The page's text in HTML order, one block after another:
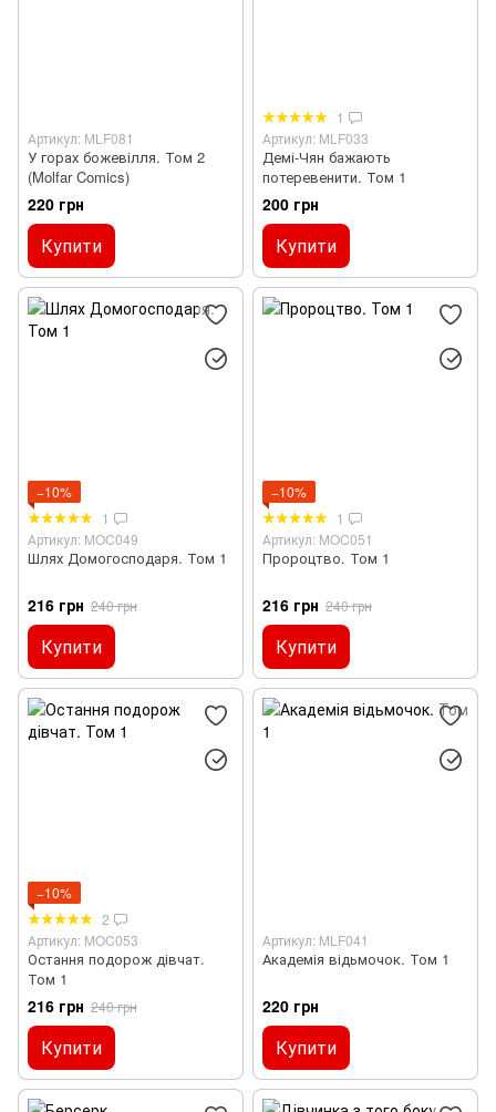
Артикул: MLF081
У горах божевілля. Том 2
(Molfar Comics)
220 грн
Купити
1
Артикул: MLF033
Демі-Чян бажають
потеревенити. Том 1
200 грн
Купити
−10%
1
Артикул: MOC049
Шлях Домогосподаря. Том 1
216 грн 240 грн
Купити
−10%
1
Артикул: MOC051
Пророцтво. Том 1
216 грн 240 грн
Купити
−10%
2
Артикул: MOC053
Остання подорож дівчат.
Том 1
216 грн 240 грн
Купити
Артикул: MLF041
Академія відьмочок. Том 1
220 грн
Купити